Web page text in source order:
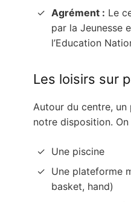
Agrément : Le
par la Jeunesse
l’Education
Les loisirs sur
Autour du centre, un
notre disposition.
Une piscine
Une plateforme
basket, hand)